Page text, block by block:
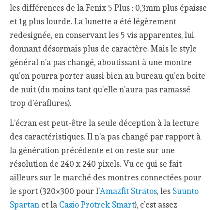
les différences de la Fenix 5 Plus : 0,3mm plus épaisse
et 1g plus lourde. La lunette a été légèrement
redesignée, en conservant les 5 vis apparentes, lui
donnant désormais plus de caractère. Mais le style
général n’a pas changé, aboutissant à une montre
qu’on pourra porter aussi bien au bureau qu’en boite
de nuit (du moins tant qu’elle n’aura pas ramassé
trop d’éraflures).
L’écran est peut-être la seule déception à la lecture
des caractéristiques. Il n’a pas changé par rapport à
la génération précédente et on reste sur une
résolution de 240 x 240 pixels. Vu ce qui se fait
ailleurs sur le marché des montres connectées pour
le sport (320×300 pour l’Amazfit Stratos, les Suunto
Spartan et la Casio Protrek Smart), c’est assez